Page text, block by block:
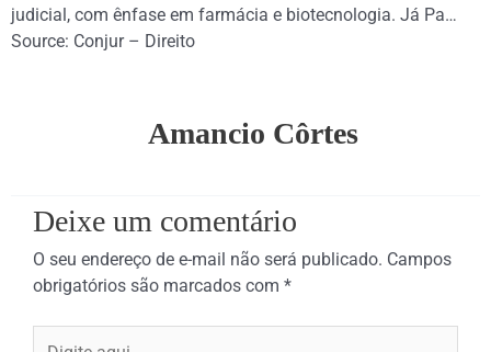
judicial, com ênfase em farmácia e biotecnologia. Já Pa…
Source: Conjur – Direito
Amancio Côrtes
Deixe um comentário
O seu endereço de e-mail não será publicado. Campos
obrigatórios são marcados com *